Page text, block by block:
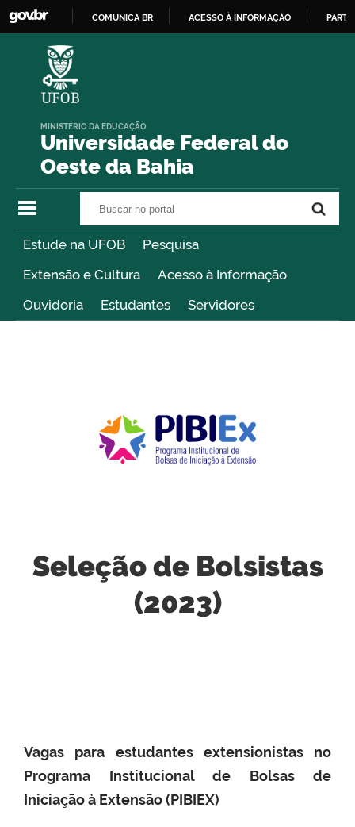
COMUNICA BR ACESSO À INFORMAÇÃO
Universidade Federal do
Oeste da Bahia
MINISTÉRIO DA EDUCAÇÃO
Estude na UFOB
Pesquisa
Extensão e Cultura
Acesso à Informação
Ouvidoria
Estudantes Servidores
Seleção de Bolsistas
(2023)
Vagas para estudantes extensionistas no
Programa Institucional de Bolsas de
Iniciação à Extensão (PIBIEX)